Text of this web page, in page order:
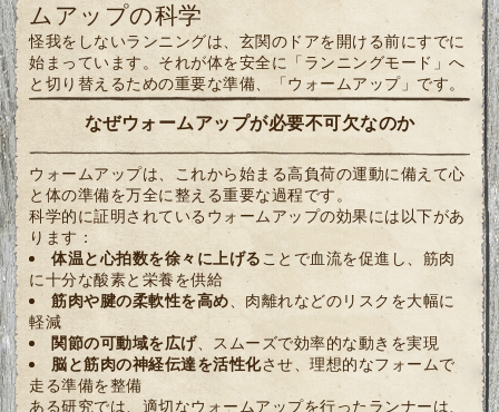
ムアップの科学
怪我をしないランニングは、玄関のドアを開ける前にすでに
始まっています。それが体を安全に「ランニングモード」へ
と切り替えるための重要な準備、「ウォームアップ」です。
なぜウォームアップが必要不可欠なのか
ウォームアップは、これから始まる高負荷の運動に備えて心
と体の準備を万全に整える重要な過程です。
科学的に証明されているウォームアップの効果には以下があ
ります：
体温と心拍数を徐々に上げる ことで血流を促進し、筋肉
に十分な酸素と栄養を供給
筋肉や腱の柔軟性を高め 、肉離れなどのリスクを大幅に
軽減
関節の可動域を広げ、スムーズで効率的な動きを実現
脳と筋肉の神経伝達を活性化させ、理想的なフォームで
走る準備を整備
ある研究では、適切なウォームアップを行ったランナーは、